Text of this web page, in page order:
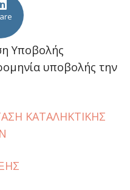
Υποβολής
υποβολής την
ΚΑΤΑΛΗΚΤΙΚΗΣ